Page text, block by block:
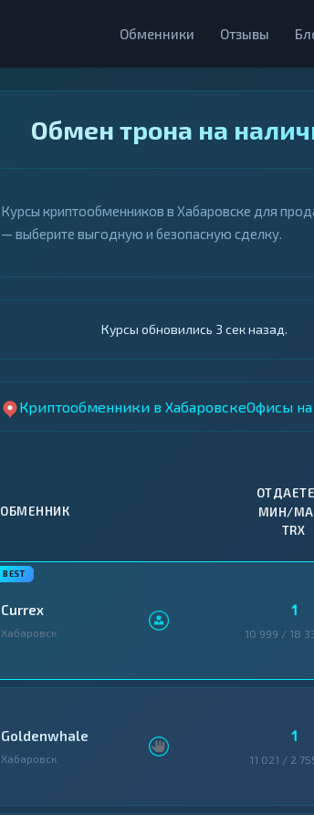
Обменники Отзывы
Обмен трона на
Курсы криптообменников в Хабаровске для
— выберите выгодную и безопасную сделку.
Курсы обновились 4 сек назад.
Криптообменники в ХабаровскеОфисы на
ОБМЕННИК
ОТДАЕТЕ
МИН/
TRX
Currex
Хабаровск
1
10 999 / 18
Goldenwhale
Хабаровск
1
11 021 / 2